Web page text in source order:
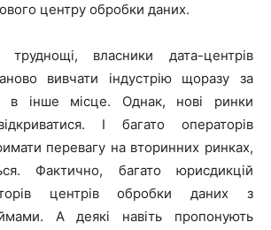
центру обробки даних.
власники дата-центрів
вивчати індустрію щоразу за
в інше місце. Однак, нові ринки
І багато операторів
перевагу на вторинних ринках,
Фактично, багато юрисдикцій
центрів обробки даних з
А деякі навіть пропонують